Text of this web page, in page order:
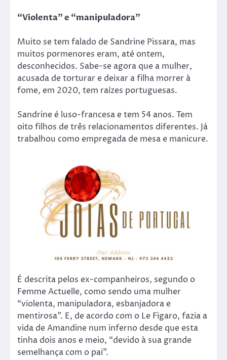
“Violenta” e “manipuladora”
Muito se tem falado de Sandrine Pissara, mas
muitos pormenores eram, até ontem,
desconhecidos. Sabe-se agora que a mulher,
acusada de torturar e deixar a filha morrer à
fome, em 2020, tem raízes portuguesas.
Sandrine é luso-francesa e tem 54 anos. Tem
oito filhos de três relacionamentos diferentes. Já
trabalhou como empregada de mesa e manicure.
É descrita pelos ex-companheiros, segundo o
Femme Actuelle, como sendo uma mulher
“violenta, manipuladora, esbanjadora e
mentirosa”. E, de acordo com o Le Figaro, fazia a
vida de Amandine num inferno desde que esta
tinha dois anos e meio, “devido à sua grande
semelhança com o pai”.